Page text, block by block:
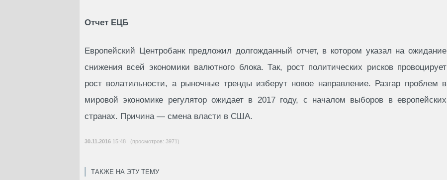
Отчет ЕЦБ
Европейский Центробанк предложил долгожданный отчет, в котором указал на ожидание
снижения всей экономики валютного блока. Так, рост политических рисков провоцирует
рост волатильности, а рыночные тренды изберут новое направление. Разгар проблем в
мировой экономике регулятор ожидает в 2017 году, с началом выборов в европейских
странах. Причина — смена власти в США.
30.11.2016 15:48 (просмотров: 3971)
ТАКЖЕ НА ЭТУ ТЕМУ